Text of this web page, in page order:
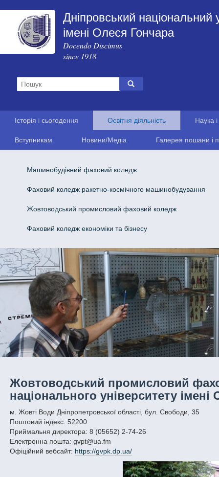
Дніпровський національний
імені Олеся Гончара
Docendo Discimus
since 1918
Історія і сьогодення Освітня діяльність Наука
Вступникам Новини/Медіа Галерея пошани і
Машинобудівний фаховий коледж
Фаховий коледж ракетно-космічного машинобудування
Жовтоводський промисловий фаховий коледж
Фаховий коледж економіки та бізнесу
Жовтоводський промисловий
національного університету імені
м. Жовті Води Дніпропетровської області, бул. Свободи, 35
Поштовий індекс: 52200
Приймальня директора: 8 (05652) 2-74-26
Електронна пошта: gvpt@ua.fm
Офіційний вебсайт: https://gvpk.dp.ua/